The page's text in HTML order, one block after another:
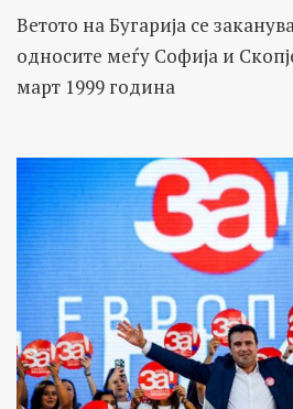
Ветото на Бугарија се
односите меѓу Софија и
март 1999 година